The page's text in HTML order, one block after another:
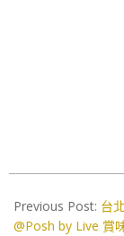
07-
11
Previous Post: 台
@Posh by Live 賞